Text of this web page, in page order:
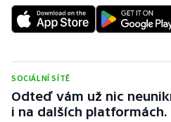
Short track
Stolní tenis
Triatlon
SOCIÁLNÍ SÍTĚ
Odteď vám už nic
i na dalších platformách.